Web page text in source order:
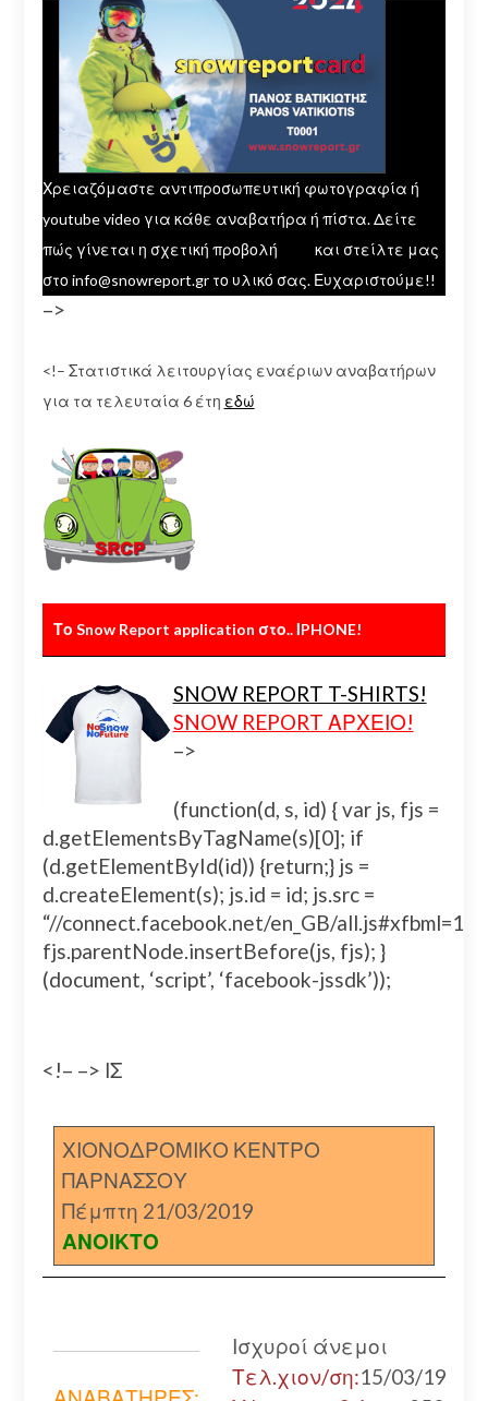
Χρειαζόμαστε αντιπροσωπευτική φωτογραφία ή
youtube video για κάθε αναβατήρα ή πίστα. Δείτε
πώς γίνεται η σχετική προβολή
και στείλτε μας
στο info@snowreport.gr το υλικό σας. Ευχαριστούμε!!
–>
<!– Στατιστικά λειτουργίας εναέριων αναβατήρων
για τα τελευταία 6 έτη εδώ
Το Snow Report application στο.. ΙPHONE!
SNOW REPORT T-SHIRTS!
SNOW REPORT ΑΡΧΕΙΟ!
–>
(function(d, s, id) { var js, fjs =
d.getElementsByTagName(s)[0]; if
(d.getElementById(id)) {return;} js =
d.createElement(s); js.id = id; js.src =
“//connect.facebook.net/en_GB/
fjs.parentNode.insertBefore(js, fjs); }
(document, ‘script’, ‘facebook-jssdk’));
<!– –> ΙΣ
ΧΙΟΝΟΔΡΟΜΙΚΟ ΚΕΝΤΡΟ
ΠΑΡΝΑΣΣΟΥ
Πέμπτη 21/03/2019
ΑΝΟΙΚΤΟ
Ισχυροί άνεμοι
Τελ.χιον/ση:15/03/19